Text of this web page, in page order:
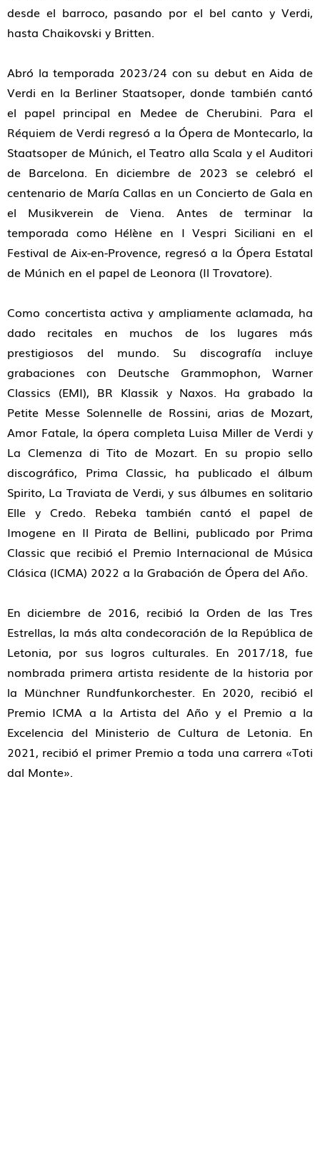
desde el barroco, pasando por el bel canto y Verdi,
hasta Chaikovski y Britten.
Abró la temporada 2023/24 con su debut en Aida de
Verdi en la Berliner Staatsoper, donde también cantó
el papel principal en Medee de Cherubini. Para el
Réquiem de Verdi regresó a la Ópera de Montecarlo, la
Staatsoper de Múnich, el Teatro alla Scala y el Auditori
de Barcelona. En diciembre de 2023 se celebró el
centenario de María Callas en un Concierto de Gala en
el Musikverein de Viena. Antes de terminar la
temporada como Hélène en I Vespri Siciliani en el
Festival de Aix-en-Provence, regresó a la Ópera Estatal
de Múnich en el papel de Leonora (Il Trovatore).
Como concertista activa y ampliamente aclamada, ha
dado recitales en muchos de los lugares más
prestigiosos del mundo. Su discografía incluye
grabaciones con Deutsche Grammophon, Warner
Classics (EMI), BR Klassik y Naxos. Ha grabado la
Petite Messe Solennelle de Rossini, arias de Mozart,
Amor Fatale, la ópera completa Luisa Miller de Verdi y
La Clemenza di Tito de Mozart. En su propio sello
discográfico, Prima Classic, ha publicado el álbum
Spirito, La Traviata de Verdi, y sus álbumes en solitario
Elle y Credo. Rebeka también cantó el papel de
Imogene en Il Pirata de Bellini, publicado por Prima
Classic que recibió el Premio Internacional de Música
Clásica (ICMA) 2022 a la Grabación de Ópera del Año.
En diciembre de 2016, recibió la Orden de las Tres
Estrellas, la más alta condecoración de la República de
Letonia, por sus logros culturales. En 2017/18, fue
nombrada primera artista residente de la historia por
la Münchner Rundfunkorchester. En 2020, recibió el
Premio ICMA a la Artista del Año y el Premio a la
Excelencia del Ministerio de Cultura de Letonia. En
2021, recibió el primer Premio a toda una carrera «Toti
dal Monte».